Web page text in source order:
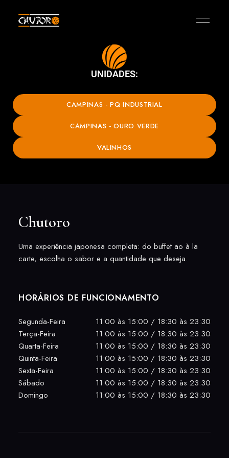
UNIDADES:
CAMPINAS - PQ INDUSTRIAL
CAMPINAS - OURO VERDE
VALINHOS
Chutoro
Uma experiência japonesa completa: do buffet ao à la
carte, escolha o sabor e a quantidade que deseja.
HORÁRIOS DE FUNCIONAMENTO
Segunda-Feira
11:00 às 15:00 / 18:30 às 23:30
Terça-Feira
11:00 às 15:00 / 18:30 às 23:30
Quarta-Feira
11:00 às 15:00 / 18:30 às 23:30
Quinta-Feira
11:00 às 15:00 / 18:30 às 23:30
Sexta-Feira
11:00 às 15:00 / 18:30 às 23:30
Sábado
11:00 às 15:00 / 18:30 às 23:30
Domingo
11:00 às 15:00 / 18:30 às 23:30